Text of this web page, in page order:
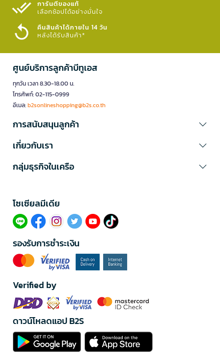
การันตีของแท้
เลือกช้อปได้อย่างมั่นใจ​
คืนสินค้าได้ภายใน 14 วัน
หลังได้รับสินค้า*
ศูนย์บริการลูกค้าบีทูเอส
ทุกวัน เวลา 8.30-18.00 น.
โทรศัพท์: 02-115-0999
อีเมล:b2sonlineshopping@b2s.co.th
การสนับสนุนลูกค้า
เกี่ยวกับเรา
กลุ่มธุรกิจในเครือ
โซเซียลมีเดีย​
รองรับการชำระเงิน
Verified by
ดาวน์โหลดแอป B2S